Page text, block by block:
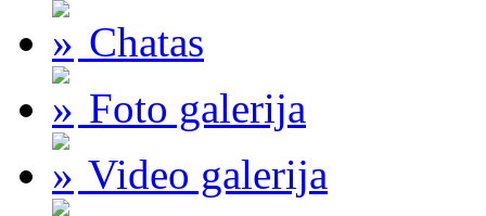
Chatas
Foto galerija
Video galerija